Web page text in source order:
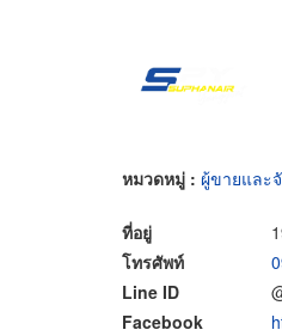
หมวดหมู่ : ผู้ขายและ
ที่อยู่
โทรศัพท์
Line ID
Facebook